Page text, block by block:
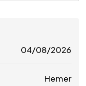
04/08/2026
Hemer